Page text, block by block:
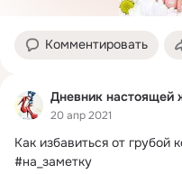
Комментировать
Дневник настоящей
20 апр 2021
Как избавиться от грубой
#на_заметку